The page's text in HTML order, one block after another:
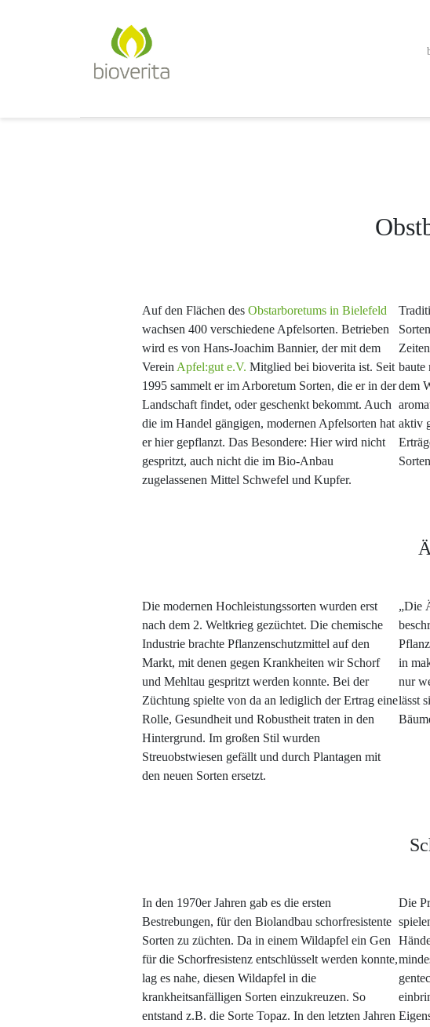
Auf den Flächen des Obstarboretums in Bielefeld
wachsen 400 verschiedene Apfelsorten. Betrieben
wird es von Hans-Joachim Bannier, der mit dem
Verein Apfel:gut e.V. Mitglied bei bioverita ist. Seit
1995 sammelt er im Arboretum Sorten, die er in der
Landschaft findet, oder geschenkt bekommt. Auch
die im Handel gängigen, modernen Apfelsorten hat
er hier gepflanzt. Das Besondere: Hier wird nicht
gespritzt, auch nicht die im Bio-Anbau
zugelassenen Mittel Schwefel und Kupfer.
baute
dem
aktiv
Die modernen Hochleistungssorten wurden erst
nach dem 2. Weltkrieg gezüchtet. Die chemische
Industrie brachte Pflanzenschutzmittel auf den
Markt, mit denen gegen Krankheiten wir Schorf
und Mehltau gespritzt werden konnte. Bei der
Züchtung spielte von da an lediglich der Ertrag eine
Rolle, Gesundheit und Robustheit traten in den
Hintergrund. Im großen Stil wurden
Streuobstwiesen gefällt und durch Plantagen mit
den neuen Sorten ersetzt.
„Die
in
nur
lässt
In den 1970er Jahren gab es die ersten
Bestrebungen, für den Biolandbau schorfresistente
Sorten zu züchten. Da in einem Wildapfel ein Gen
für die Schorfresistenz entschlüsselt werden konnte,
lag es nahe, diesen Wildapfel in die
krankheitsanfälligen Sorten einzukreuzen. So
entstand z.B. die Sorte Topaz. In den letzten Jahren
Die